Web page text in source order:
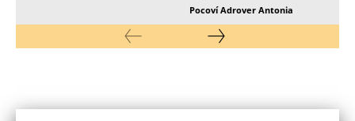
Pocoví Adrover Antonia